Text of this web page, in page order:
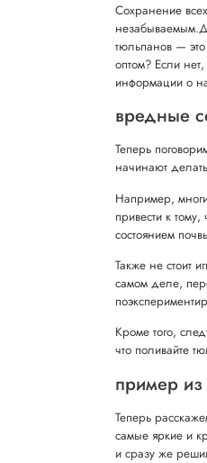
Сохранение
тюльпанов —
оптом? Если
информации о
вредные
Теперь
начинают
Например,
привести к
состоянием
Также не стоит
самом деле,
Кроме того,
что поливайте
пример
Теперь
самые яркие и
и сразу же